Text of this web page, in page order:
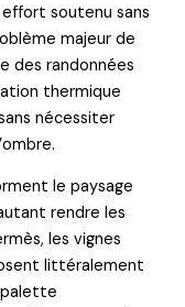
soutenu sans
majeur de
des randonnées
thermique
nécessiter
le paysage
rendre les
les vignes
littéralement